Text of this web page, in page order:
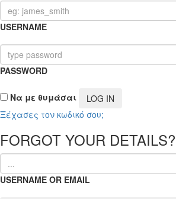
USERNAME
PASSWORD
Να με θυμάσαι
Ξέχασες τον κωδικό σου;
FORGOT YOUR DETAILS?
USERNAME OR EMAIL